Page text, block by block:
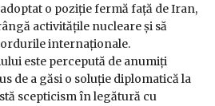
o poziție fermă față de Iran,
activitățile nucleare și să
internaționale.
este percepută de anumiți
de a găsi o soluție diplomatică la
scepticism în legătură cu